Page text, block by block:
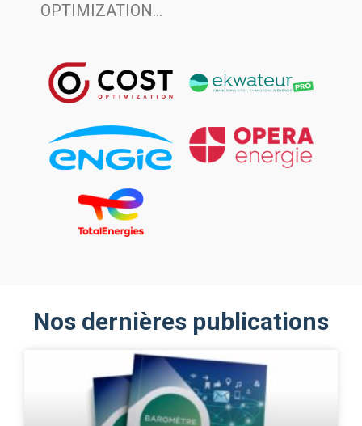
OPTIMIZATION…
Nos dernières publications